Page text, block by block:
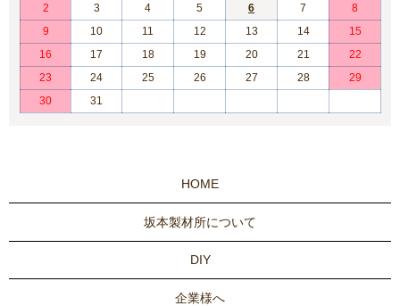
2
3 4 5 6 7
8
9
10 11 12 13 14
15
16
17 18 19 20 21
22
23
24 25 26 27 28
29
30
31
HOME
坂本製材所について
DIY
企業様へ